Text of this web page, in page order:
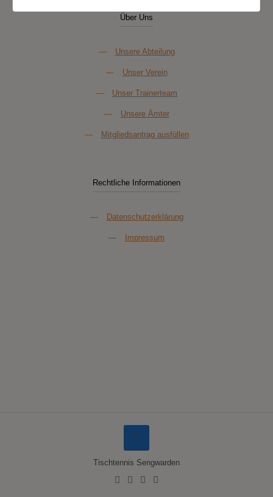
Über Uns
— Unsere Abteilung
— Unser Verein
— Unser Trainerteam
— Unsere Ämter
— Mitgliedsantrag ausfüllen
Rechtliche Informationen
— Datenschutzerklärung
— Impressum
Tischtennis Sengwarden